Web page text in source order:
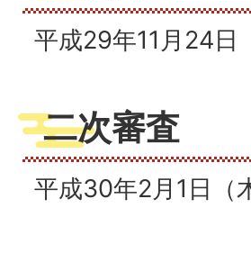
平成29年11月24日
二次審査
平成30年2月1日（